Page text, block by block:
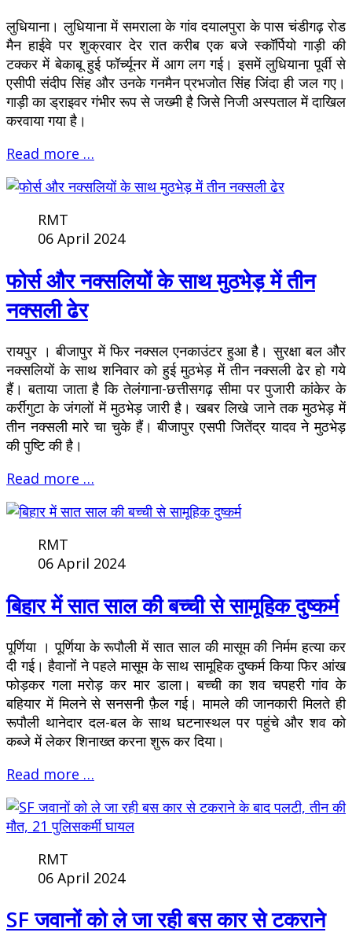
लुधियाना। लुधियाना में समराला के गांव दयालपुरा के पास चंडीगढ़ रोड
मैन हाईवे पर शुक्रवार देर रात करीब एक बजे स्कॉर्पियो गाड़ी की
टक्कर में बेकाबू हुई फॉर्च्यूनर में आग लग गई। इसमें लुधियाना पूर्वी से
एसीपी संदीप सिंह और उनके गनमैन प्रभजोत सिंह जिंदा ही जल गए।
गाड़ी का ड्राइवर गंभीर रूप से जख्मी है जिसे निजी अस्पताल में दाखिल
करवाया गया है।
Read more …
RMT
06 April 2024
फोर्स और नक्सलियों के साथ मुठभेड़ में तीन
नक्सली ढेर
रायपुर । बीजापुर में फिर नक्सल एनकाउंटर हुआ है। सुरक्षा बल और
नक्सलियों के साथ शनिवार को हुई मुठभेड़ में तीन नक्सली ढेर हो गये
हैं। बताया जाता है कि तेलंगाना-छत्तीसगढ़ सीमा पर पुजारी कांकेर के
कर्रीगुटा के जंगलों में मुठभेड़ जारी है। खबर लिखे जाने तक मुठभेड़ में
तीन नक्सली मारे चा चुके हैं। बीजापुर एसपी जितेंद्र यादव ने मुठभेड़
की पुष्टि की है।
Read more …
RMT
06 April 2024
बिहार में सात साल की बच्ची से सामूहिक दुष्कर्म
पूर्णिया । पूर्णिया के रूपौली में सात साल की मासूम की निर्मम हत्या कर
दी गई। हैवानों ने पहले मासूम के साथ सामूहिक दुष्कर्म किया फिर आंख
फोड़कर गला मरोड़ कर मार डाला। बच्ची का शव चपहरी गांव के
बहियार में मिलने से सनसनी फ़ैल गई। मामले की जानकारी मिलते ही
रूपौली थानेदार दल-बल के साथ घटनास्थल पर पहुंचे और शव को
कब्जे में लेकर शिनाख्त करना शुरू कर दिया।
Read more …
RMT
06 April 2024
SF जवानों को ले जा रही बस कार से टकराने